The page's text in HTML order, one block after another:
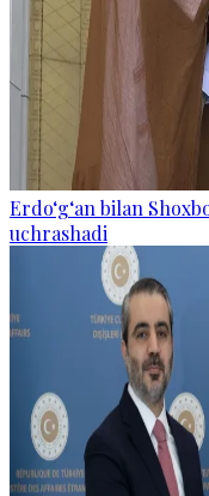
Erdo‘g‘an bilan
uchrashadi